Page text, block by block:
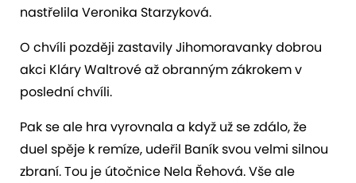
nastřelila Veronika Starzyková.
O chvíli později zastavily Jihomoravanky dobrou
akci Kláry Waltrové až obranným zákrokem v
poslední chvíli.
Pak se ale hra vyrovnala a když už se zdálo, že
duel spěje k remíze, udeřil Baník svou velmi silnou
zbraní. Tou je útočnice Nela Řehová. Vše ale